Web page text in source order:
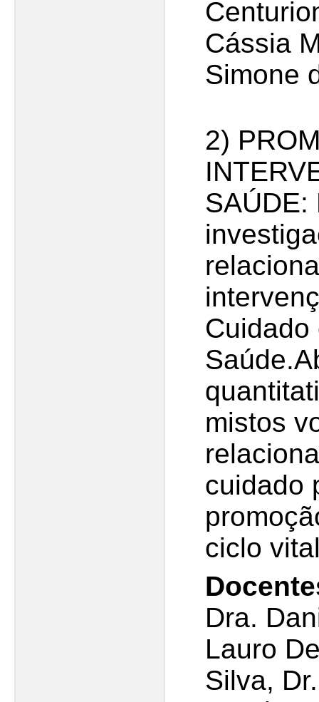
Cássia
Simone
2)
SAÚDE:
Cuidado
mistos
cuidado
ciclo
Dra.
Lauro
Silva,